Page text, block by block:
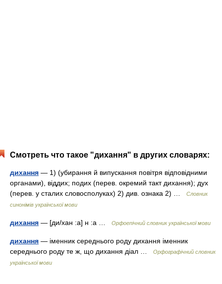
Смотреть что такое "дихання" в других словарях:
дихання — 1) (убирання й випускання повітря відповідними
органами), віддих; подих (перев. окремий такт дихання); дух
(перев. у сталих словосполуках) 2) див. ознака 2) …
Словник
синонімів української мови
дихання — [ди/хан :а] н :а … Орфоепічний словник української мови
дихання — іменник середнього роду дихання іменник
середнього роду те ж, що дихання діал …
Орфографічний словник
української мови